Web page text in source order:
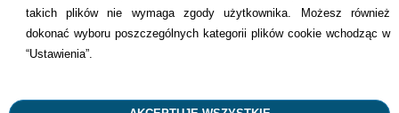
takich plików nie wymaga zgody użytkownika. Możesz również
dokonać wyboru poszczególnych kategorii plików cookie wchodząc w
“Ustawienia”.
+48 22 113 4446
kontakt@dentilove.pl